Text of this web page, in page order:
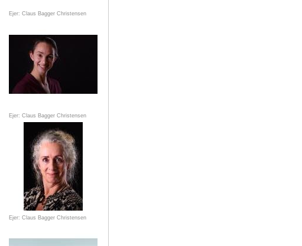
Ejer: Claus Bagger Christensen
Ejer: Claus Bagger Christensen
Ejer: Claus Bagger Christensen